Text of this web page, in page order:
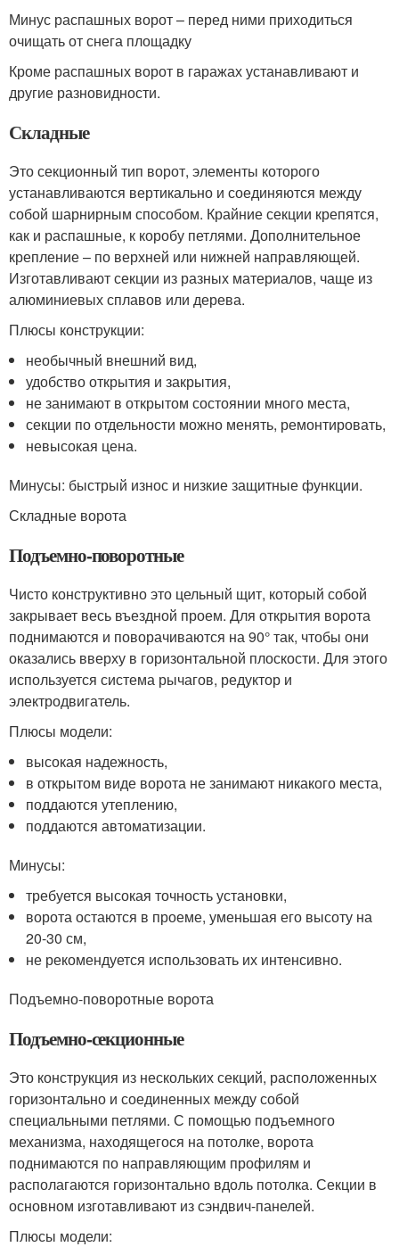
Минус распашных ворот – перед ними приходиться
очищать от снега площадку
Кроме распашных ворот в гаражах устанавливают и
другие разновидности.
Складные
Это секционный тип ворот, элементы которого
устанавливаются вертикально и соединяются между
собой шарнирным способом. Крайние секции крепятся,
как и распашные, к коробу петлями. Дополнительное
крепление – по верхней или нижней направляющей.
Изготавливают секции из разных материалов, чаще из
алюминиевых сплавов или дерева.
Плюсы конструкции:
необычный внешний вид,
удобство открытия и закрытия,
не занимают в открытом состоянии много места,
секции по отдельности можно менять, ремонтировать,
невысокая цена.
Минусы: быстрый износ и низкие защитные функции.
Складные ворота
Подъемно-поворотные
Чисто конструктивно это цельный щит, который собой
закрывает весь въездной проем. Для открытия ворота
поднимаются и поворачиваются на 90° так, чтобы они
оказались вверху в горизонтальной плоскости. Для этого
используется система рычагов, редуктор и
электродвигатель.
Плюсы модели:
высокая надежность,
в открытом виде ворота не занимают никакого места,
поддаются утеплению,
поддаются автоматизации.
Минусы:
требуется высокая точность установки,
ворота остаются в проеме, уменьшая его высоту на
20-30 см,
не рекомендуется использовать их интенсивно.
Подъемно-поворотные ворота
Подъемно-секционные
Это конструкция из нескольких секций, расположенных
горизонтально и соединенных между собой
специальными петлями. С помощью подъемного
механизма, находящегося на потолке, ворота
поднимаются по направляющим профилям и
располагаются горизонтально вдоль потолка. Секции в
основном изготавливают из сэндвич-панелей.
Плюсы модели: